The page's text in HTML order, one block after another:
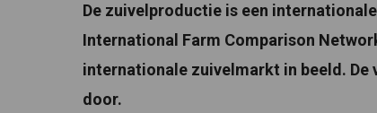
De zuivelproductie is een
International Farm Comparison
internationale zuivelmarkt in beeld.
door.